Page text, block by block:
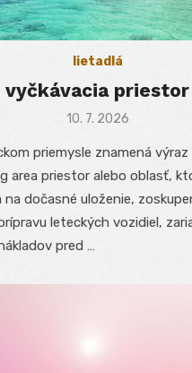
lietadlá
vyčkávacia priestor
Posted
10. 7. 2026
priemysle znamená výraz
area priestor alebo oblasť,
na dočasné uloženie,
leteckých vozidiel,
pred …